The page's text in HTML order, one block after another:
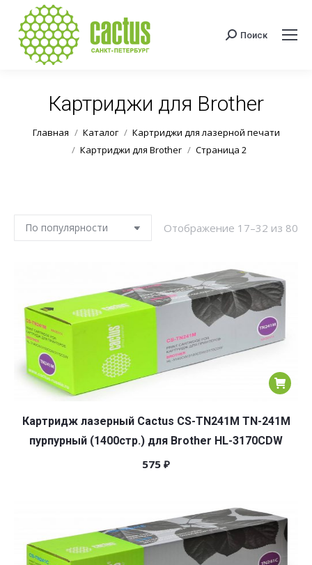
Поиск:
Поиск
Картриджи для Brother
Главная Каталог
Картриджи для лазерной печати
Картриджи для Brother
Страница 2
Отображение 17–32 из 80
Картридж лазерный Cactus CS-TN241M TN-241M
пурпурный (1400стр.) для Brother HL-3170CDW
575 ₽